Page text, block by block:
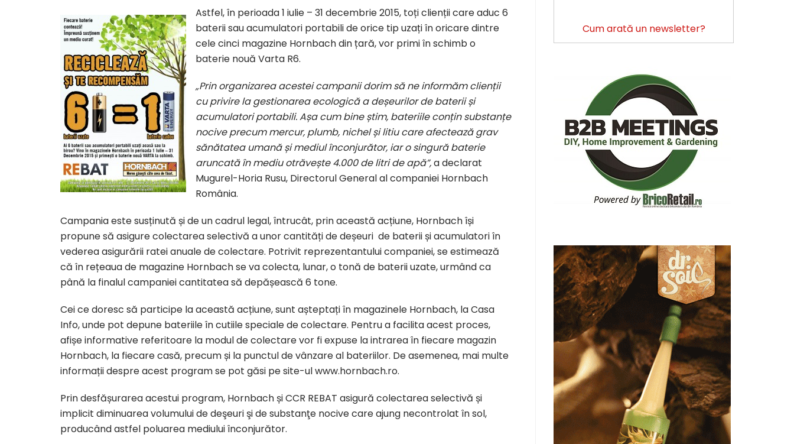
Astfel, în perioada 1 iulie – 31 decembrie 2015, toți clienții care aduc 6
baterii sau acumulatori portabili de orice tip uzați în oricare dintre
cele cinci magazine Hornbach din țară, vor primi în schimb o
baterie nouă Varta R6.
„Prin organizarea acestei campanii dorim să ne informăm clienții
cu privire la gestionarea ecologică a deșeurilor de baterii și
acumulatori portabili. Așa cum bine știm, bateriile conțin substanțe
nocive precum mercur, plumb, nichel și litiu care afectează grav
sănătatea umană și mediul înconjurător, iar o singură baterie
aruncată în mediu otrăvește 4.000 de litri de apă”,a declarat
Mugurel-Horia Rusu, Directorul General al companiei Hornbach
România.
Campania este susținută și de un cadrul legal, întrucât, prin această acțiune, Hornbach își
propune să asigure colectarea selectivă a unor cantități de deșeuri de baterii și acumulatori în
vederea asigurării ratei anuale de colectare. Potrivit reprezentantului companiei, se estimează
că în rețeaua de magazine Hornbach se va colecta, lunar, o tonă de baterii uzate, urmând ca
până la finalul campaniei cantitatea să depășească 6 tone.
Cei ce doresc să participe la această acțiune, sunt așteptați în magazinele Hornbach, la Casa
Info, unde pot depune bateriile în cutiile speciale de colectare. Pentru a facilita acest proces,
afișe informative referitoare la modul de colectare vor fi expuse la intrarea în fiecare magazin
Hornbach, la fiecare casă, precum și la punctul de vânzare al bateriilor. De asemenea, mai multe
informații despre acest program se pot găsi pe site-ul www.hornbach.ro.
Prin desfășurarea acestui program, Hornbach și CCR REBAT asigură colectarea selectivă și
implicit diminuarea volumului de deşeuri şi de substanţe nocive care ajung necontrolat în sol,
producând astfel poluarea mediului înconjurător.
Cum arată un newsletter?